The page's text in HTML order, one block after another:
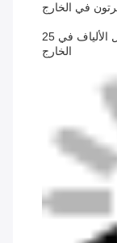
25 كجم: كيس بلاستيكي في الداخل، طبل الألياف في
الخارج